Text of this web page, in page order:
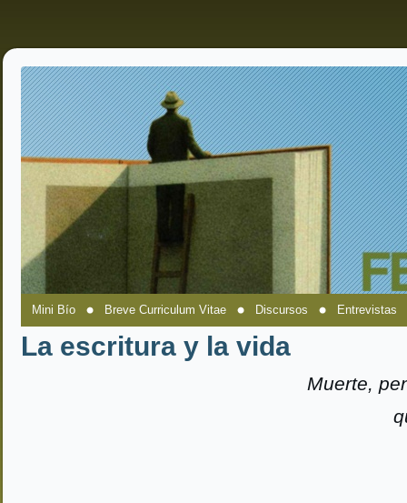
Mini Bío Breve Curriculum Vitae Discursos Entrevistas
La escritura y la vida
Muerte,